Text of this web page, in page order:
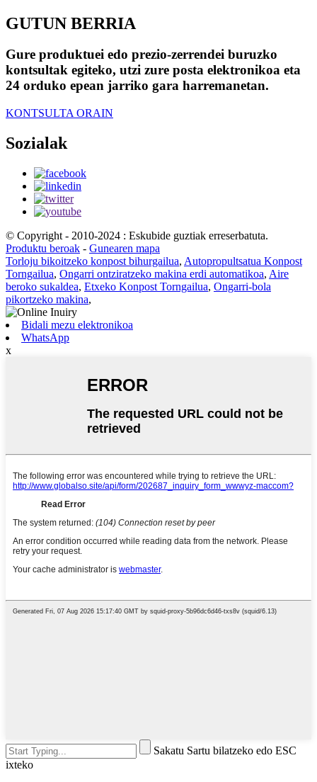
GUTUN BERRIA
Gure produktuei edo prezio-zerrendei buruzko
kontsultak egiteko, utzi zure posta elektronikoa eta
24 orduko epean jarriko gara harremanetan.
KONTSULTA ORAIN
Sozialak
© Copyright - 2010-2024 : Eskubide guztiak erreserbatuta.
Produktu beroak - Gunearen mapa
Torloju bikoitzeko konpost bihurgailua, Autopropultsatua Konpost
Torngailua, Ongarri ontziratzeko makina erdi automatikoa, Aire
beroko sukaldea, Etxeko Konpost Torngailua, Ongarri-bola
pikortzeko makina,
Bidali mezu elektronikoa
WhatsApp
x
Sakatu Sartu bilatzeko edo ESC
ixteko